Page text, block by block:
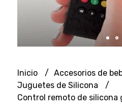
Inicio
Accesorios de
Juguetes de Silicona
Control remoto de silicona